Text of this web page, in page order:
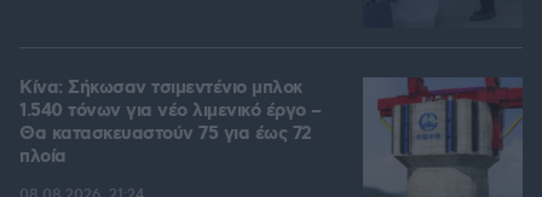
Κίνα: Σήκωσαν τσιμεντένιο μπλοκ
1.540 τόνων για νέο λιμενικό έργο –
Θα κατασκευαστούν 75 για έως 72
πλοία